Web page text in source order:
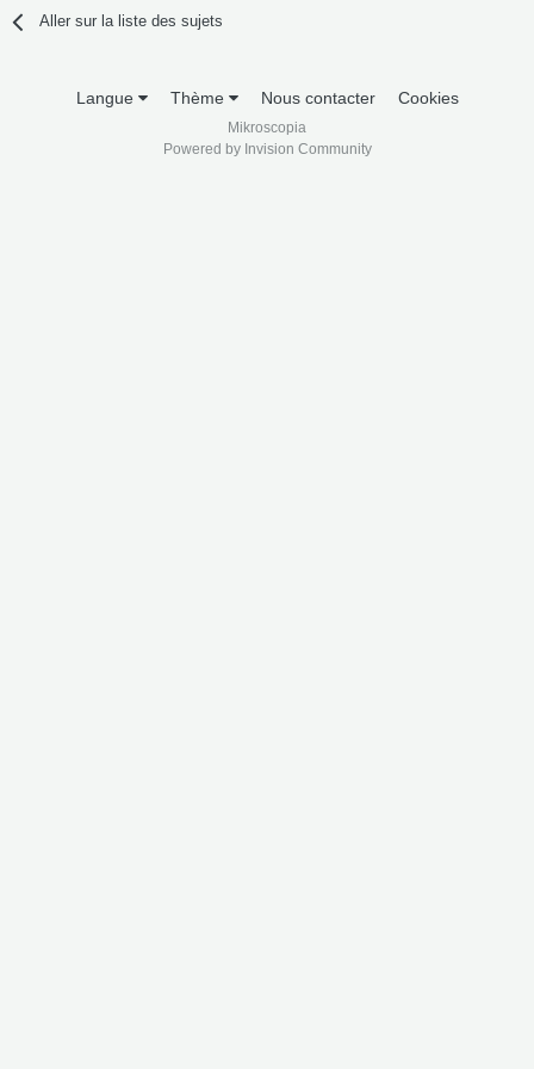
Aller sur la liste des sujets
Langue Thème Nous contacter Cookies
Mikroscopia
Powered by Invision Community